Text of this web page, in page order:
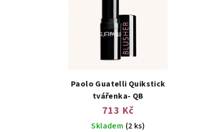
Paolo Guatelli Quikstick
tvářenka- QB
713 Kč
Skladem (2 ks)